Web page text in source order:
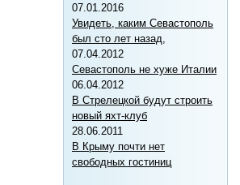
07.01.2016
Увидеть, каким Севастополь
был сто лет назад,
07.04.2012
Севастополь не хуже Италии
06.04.2012
В Стрелецкой будут строить
новый яхт-клуб
28.06.2011
В Крыму почти нет
свободных гостиниц